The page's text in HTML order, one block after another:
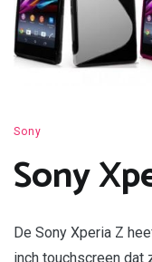
Sony
Sony
De Sony Xperia Z
inch touchscreen dat